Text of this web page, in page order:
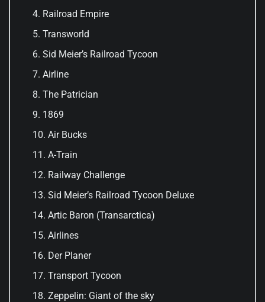
Railroad Empire
Transworld
Sid Meier’s Railroad Tycoon
Airline
The Patrician
1869
Air Bucks
A-Train
Railway Challenge
Sid Meier’s Railroad Tycoon Deluxe
Artic Baron (Transarctica)
Airlines
Der Planer
Transport Tycoon
Zeppelin: Giant of the sky